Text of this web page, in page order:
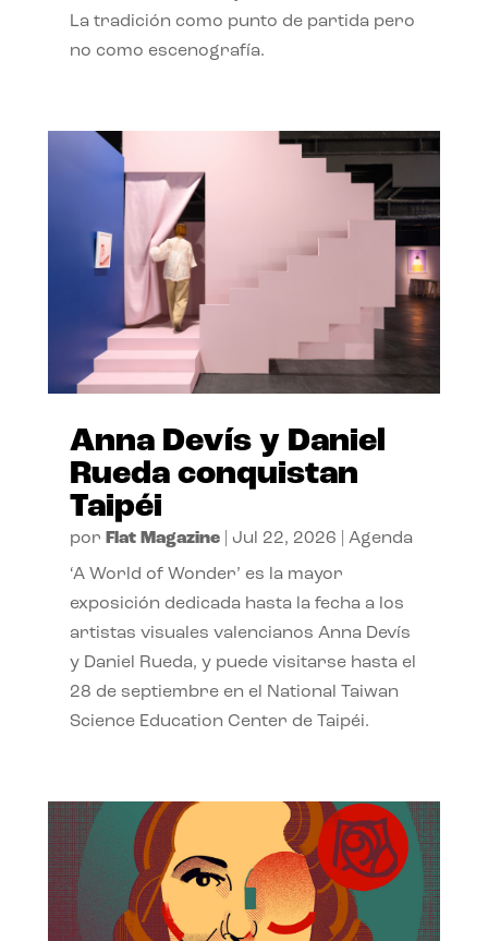
La tradición como punto de partida pero
no como escenografía.
Anna Devís y Daniel
Rueda conquistan
Taipéi
por Flat Magazine| Jul 22, 2026 Agenda
‘A World of Wonder’ es la mayor
exposición dedicada hasta la fecha a los
artistas visuales valencianos Anna Devís
y Daniel Rueda, y puede visitarse hasta el
28 de septiembre en el National Taiwan
Science Education Center de Taipéi.